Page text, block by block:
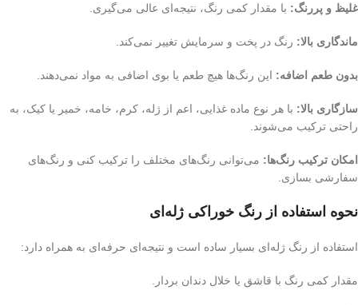
غلیظ و پررنگ: با مقدار کمی رنگ، نتیجه‌ای عالی می‌گیری.
ماندگاری بالا: رنگ در پخت و سرمایش تغییر نمی‌کند.
بدون طعم اضافه: این رنگ‌ها هیچ طعم یا بوی اضافی به مواد نمی‌دهند.
سازگاری بالا: با هر نوع ماده غذایی، اعم از ژله، کرم، خامه، خمیر یا کیک، به
راحتی ترکیب می‌شوند.
امکان ترکیب رنگ‌ها: می‌توانی رنگ‌های مختلف را ترکیب کنی و رنگ‌های
سفارشی بسازی.
نحوه استفاده از رنگ خوراکی ژله‌ای
استفاده از رنگ ژله‌ای بسیار ساده است و نتیجه‌ای حرفه‌ای به همراه دارد:
مقدار کمی رنگ با قاشق یا خلال دندان بردار.